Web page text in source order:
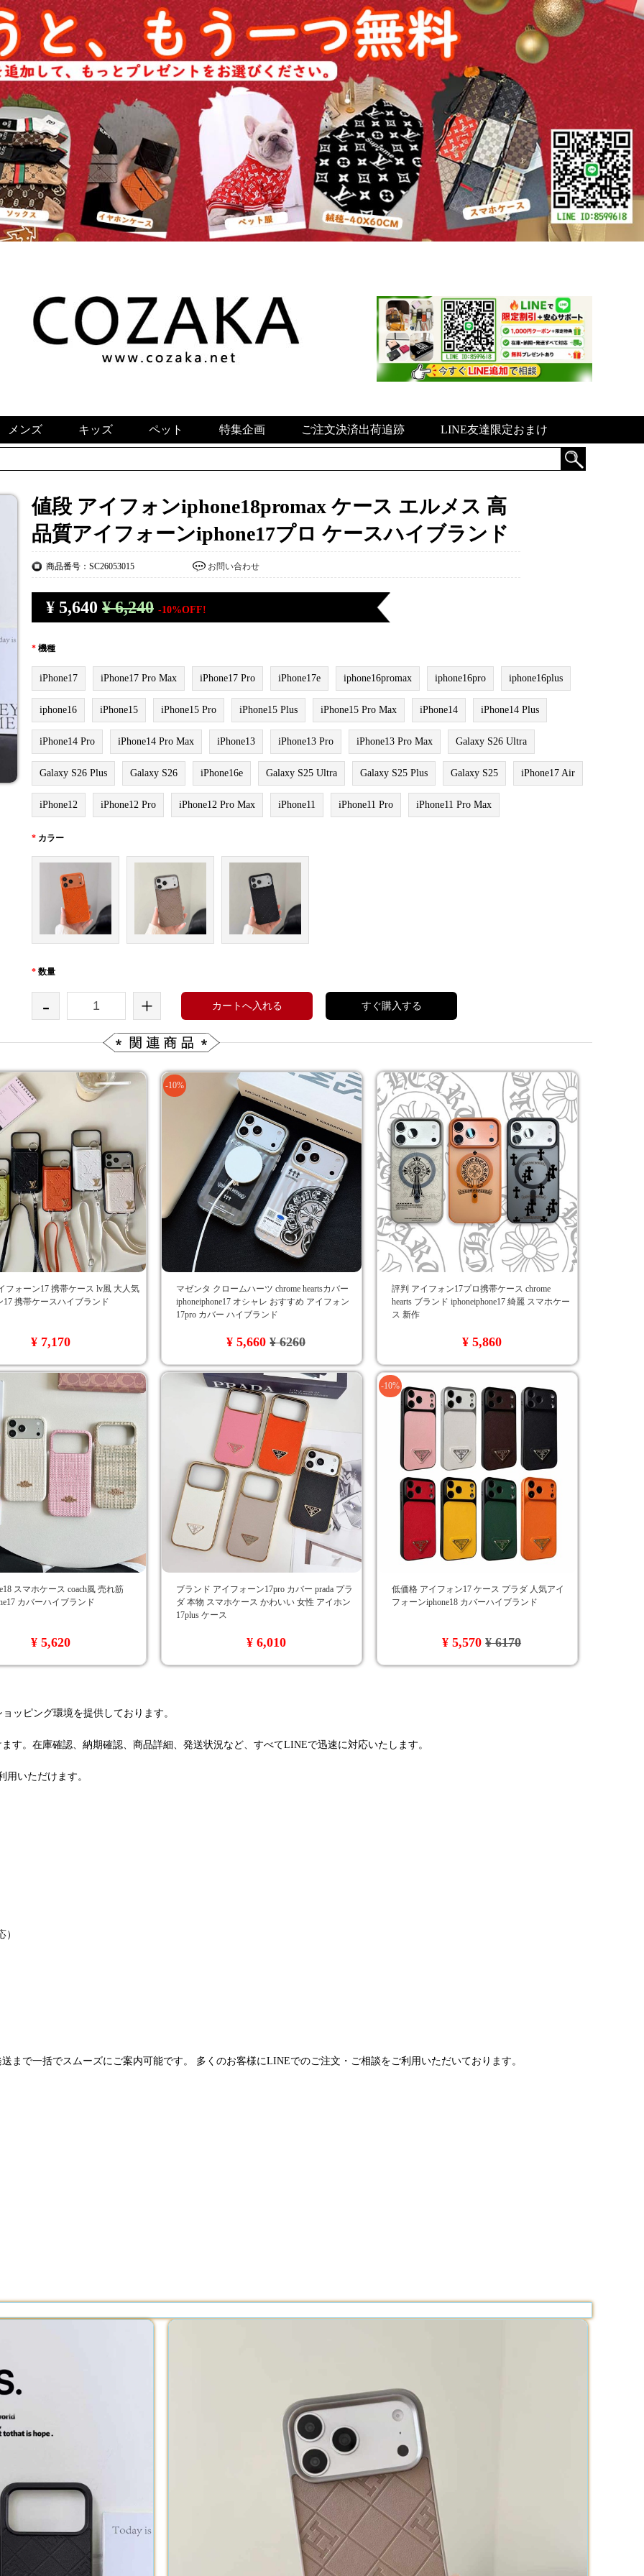
メンズ キッズ ペット 特集企画 ご注文決済出荷追跡 LINE友達限定おまけ
値段 アイフォンiphone18promax ケース エルメス 高
品質アイフォーンiphone17プロ ケースハイブランド
商品番号：SC26053015 お問い合わせ
¥ 5,640 ¥ 6,240 -10%OFF!
* 機種
iPhone17 iPhone17 Pro Max iPhone17 Pro iPhone17e iphone16promax iphone16pro iphone16plus
iphone16 iPhone15 iPhone15 Pro iPhone15 Plus iPhone15 Pro Max iPhone14 iPhone14 Plus
iPhone14 Pro iPhone14 Pro Max iPhone13 iPhone13 Pro iPhone13 Pro Max Galaxy S26 Ultra
Galaxy S26 Plus Galaxy S26 iPhone16e Galaxy S25 Ultra Galaxy S25 Plus Galaxy S25 iPhone17 Air
iPhone12 iPhone12 Pro iPhone12 Pro Max iPhone11 iPhone11 Pro iPhone11 Pro Max
* カラー
* 数量
- + カートへ入れる すぐ購入する
フォーン17 携帯ケース lv風 大人気
17 携帯ケースハイブランド
¥ 7,170
-10%
マゼンタ クロームハーツ chrome heartsカバー
iphoneiphone17 オシャレ おすすめ アイフォン
17pro カバー ハイブランド
¥ 5,660¥ 6260
評判 アイフォン17プロ携帯ケース chrome
hearts ブランド iphoneiphone17 綺麗 スマホケー
ス 新作
¥ 5,860
スマホケース coach風 売れ筋
カバーハイブランド
¥ 5,620
ブランド アイフォーン17pro カバー prada プラ
ダ 本物 スマホケース かわいい 女性 アイホン
17plus ケース
¥ 6,010
-10%
低価格 アイフォン17 ケース プラダ 人気アイ
フォーンiphone18 カバーハイブランド
¥ 5,570¥ 6170
ッピング環境を提供しております。
す。在庫確認、納期確認、商品詳細、発送状況など、すべてLINEで迅速に対応いたします。
いただけます。
まで一括でスムーズにご案内可能です。 多くのお客様にLINEでのご注文・ご相談をご利用いただいております。